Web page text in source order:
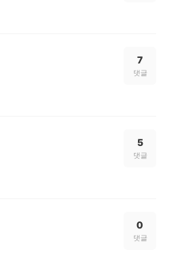
7
댓글
5
댓글
0
댓글